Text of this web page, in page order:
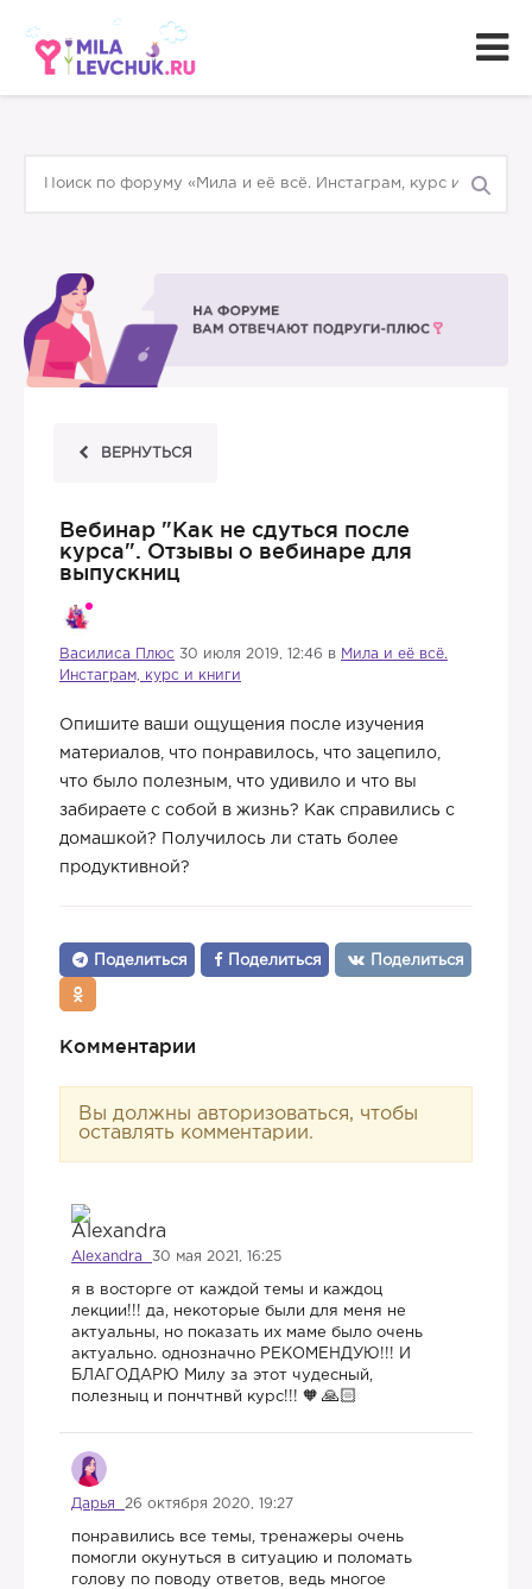
ВЕРНУТЬСЯ
Вебинар "Как не сдуться после
курса". Отзывы о вебинаре для
выпускниц
Василиса Плюс 30 июля 2019, 12:46 в Мила и её всё.
Инстаграм, курс и книги
Опишите ваши ощущения после изучения
материалов, что понравилось, что зацепило,
что было полезным, что удивило и что вы
забираете с собой в жизнь? Как справились с
домашкой? Получилось ли стать более
продуктивной?
Поделиться Поделиться Поделиться
Комментарии
Вы должны авторизоваться, чтобы
оставлять комментарии.
Alexandra 30 мая 2021, 16:25
я в восторге от каждой темы и каждоц
лекции!!! да, некоторые были для меня не
актуальны, но показать их маме было очень
актуально. однозначно РЕКОМЕНДУЮ!!! И
БЛАГОДАРЮ Милу за этот чудесный,
полезныц и пончтнвй курс!!! 🧡
Дарья 26 октября 2020, 19:27
понравились все темы, тренажеры очень
помогли окунуться в ситуацию и поломать
голову по поводу ответов, ведь многое